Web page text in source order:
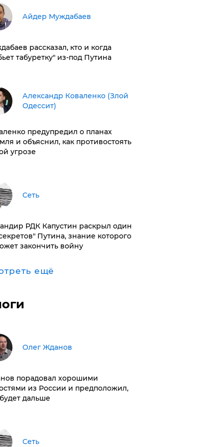
Айдер Муждабаев
рассказал, кто и когда
табуретку" из-под Путина
Александр Коваленко (Злой
Одессит)
предупредил о планах
и объяснил, как противостоять
угрозе
Сеть
РДК Капустин раскрыл один
Путина, знание которого
закончить войну
ещё
Олег Жданов
порадовал хорошими
из России и предположил,
дальше
Сеть